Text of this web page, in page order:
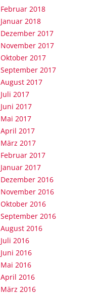
Februar 2018
Januar 2018
Dezember 2017
November 2017
Oktober 2017
September 2017
August 2017
Juli 2017
Juni 2017
Mai 2017
April 2017
März 2017
Februar 2017
Januar 2017
Dezember 2016
November 2016
Oktober 2016
September 2016
August 2016
Juli 2016
Juni 2016
Mai 2016
April 2016
März 2016